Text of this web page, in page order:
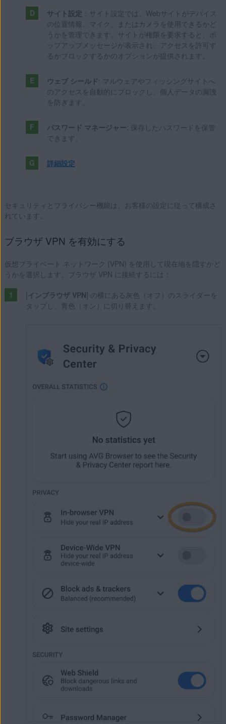
サイト設定 ：サイト設定では、Webサイトがデバイス
の位置情報、マイク、またはカメラを使用できるかど
うかを管理できます。サイトが権限を要求すると、ポ
ップアップメッセージが表示され、アクセスを許可す
るかブロックするかのオプションが提供されます。
ウェブ シールド: マルウェアやフィッシングサイトへ
のアクセスを自動的にブロックし、個人データの漏洩
を防ぎます。
パスワード マネージャー: 保存したパスワードを保管
できます。
詳細設定
セキュリティとプライバシー機能は、お客様の設定に従って構成さ
れています。
ブラウザ VPN を有効にする
仮想プライベート ネットワーク (VPN) を使用して現在地を隠すかど
うかを選択します。ブラウザ VPN に接続するには：
[インブラウザ VPN] の横にある灰色（オフ）のスライダーを
タップし、青色（オン）に切り替えます。